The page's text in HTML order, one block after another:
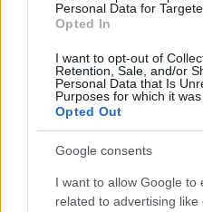
Personal Data for
Opted In
I want to opt-out of
Retention, Sale, and/or
Personal Data that Is
Purposes for which it was
Opted Out
Google consents
I want to allow Google to
related to advertising